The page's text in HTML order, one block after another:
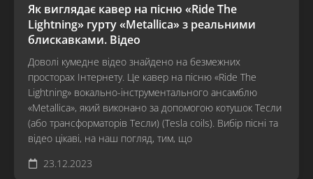
Як виглядає кавер на пісню «Ride The
Lightning» гурту «Metallica» з реальними
блискавками. Відео
Доволі кумедне відео знайдено на безмежних
просторах Інтернету. Це кавер на пісню «Ride The
Lightning» вокально-інструментального ансамблю
«Metallica», який виконано за допомогою котушок Тесли
(або трансформаторів Тесли) (Tesla coils). Вибір пісні та
відео цікаві, на наш погляд, тим, що
23.12.2023